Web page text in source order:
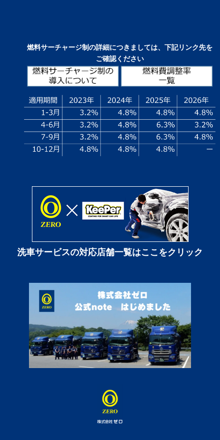
燃料サーチャージ制の詳細につきましては、下記リンク先を
ご確認ください
洗車サービスの対応店舗一覧はここをクリック